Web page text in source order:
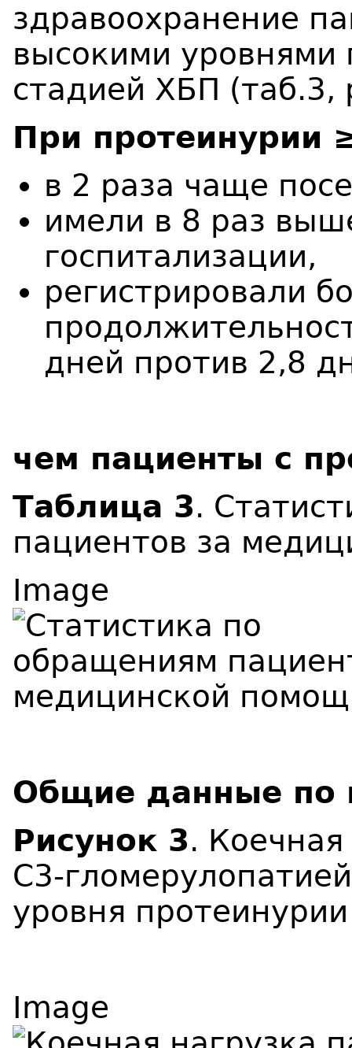
здравоохранение
высокими уровнями
стадией ХБП (таб.3,
При протеинурии
в 2 раза чаще
имели в 8 раз
госпитализации,
регистрировали
дней против 2,8
чем пациенты с
Таблица 3.
пациентов за
Image
Общие данные по
Рисунок 3.
С3-
уровня
Image